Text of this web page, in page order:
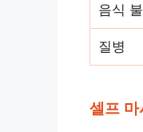
음식
질병
셀프 마